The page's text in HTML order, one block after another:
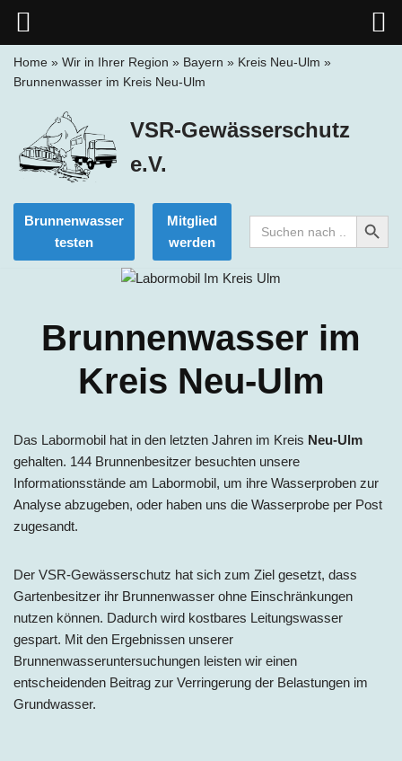
springen
Home » Wir in Ihrer Region » Bayern » Kreis Neu-Ulm »
Brunnenwasser im Kreis Neu-Ulm
VSR-Gewässerschutz
e.V.
Brunnenwasser
testen
Mitglied
werden
Search
for:
Search Button
Brunnenwasser im
Kreis Neu-Ulm
Das Labormobil hat in den letzten Jahren im Kreis Neu-Ulm
gehalten. 144 Brunnenbesitzer besuchten unsere
Informationsstände am Labormobil, um ihre Wasserproben zur
Analyse abzugeben, oder haben uns die Wasserprobe per Post
zugesandt.
Der VSR-Gewässerschutz hat sich zum Ziel gesetzt, dass
Gartenbesitzer ihr Brunnenwasser ohne Einschränkungen
nutzen können. Dadurch wird kostbares Leitungswasser
gespart. Mit den Ergebnissen unserer
Brunnenwasseruntersuchungen leisten wir einen
entscheidenden Beitrag zur Verringerung der Belastungen im
Grundwasser.